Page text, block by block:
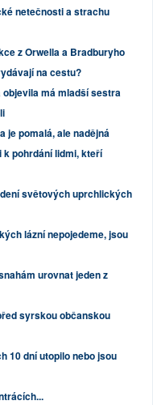
netečnosti a strachu
z Orwella a Bradburyho
na cestu?
má mladší sestra
je pomalá, ale nadějná
pohrdání lidmi, kteří
světových uprchlických
lázní nepojedeme, jsou
urovnat jeden z
syrskou občanskou
10 dní utopilo nebo jsou